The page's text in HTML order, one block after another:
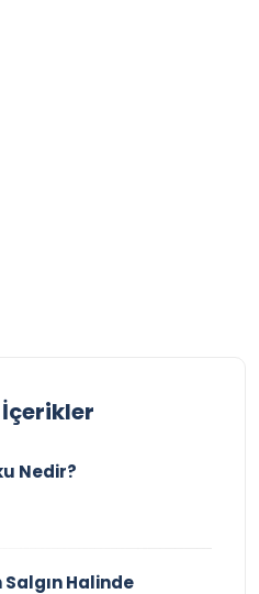
Nedir?
Halinde